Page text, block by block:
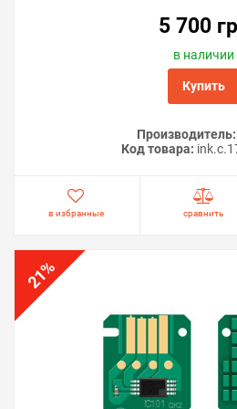
5 700
в наличии
Купить
Производитель:
Код товара:
в избранные сравнить
21
%